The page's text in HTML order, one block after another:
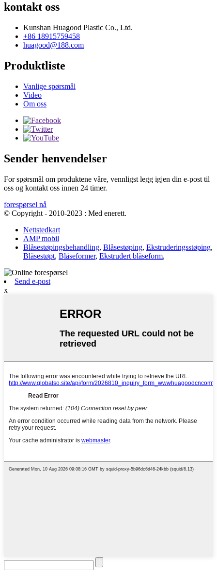
kontakt oss
Kunshan Huagood Plastic Co., Ltd.
+86 18915759458
huagood@188.com
Produktliste
Vanlige spørsmål
Video
Om oss
Sender henvendelser
For spørsmål om produktene våre, vennligst legg igjen din e-post til
oss og kontakt oss innen 24 timer.
forespørsel nå
© Copyright - 2010-2023 : Med enerett.
Nettstedkart
AMP mobil
Blåsestøpingsbehandling, Blåsestøping, Ekstruderingsstøping,
Blåsestøpt, Blåseformer, Ekstrudert blåseform,
Send e-post
x